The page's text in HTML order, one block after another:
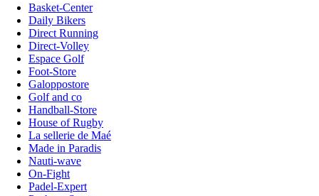
Basket-Center
Daily Bikers
Direct Running
Direct-Volley
Espace Golf
Foot-Store
Galoppostore
Golf and co
Handball-Store
House of Rugby
La sellerie de Maé
Made in Paradis
Nauti-wave
On-Fight
Padel-Expert